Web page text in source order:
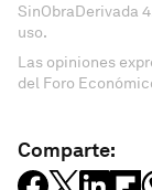
SinObraDerivada
uso.
Las opiniones
del Foro
Comparte: